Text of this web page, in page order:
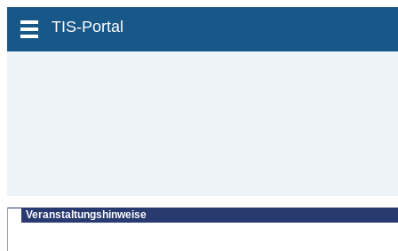
zum Inhalt wechseln
TIS-Portal
Veranstaltungshinweise